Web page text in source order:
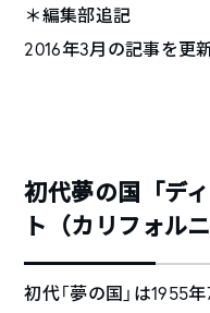
＊編集部追記
2016年3月の記事を更
初代夢の国「デ
ト（カリフォルニ
初代「夢の国」は1955